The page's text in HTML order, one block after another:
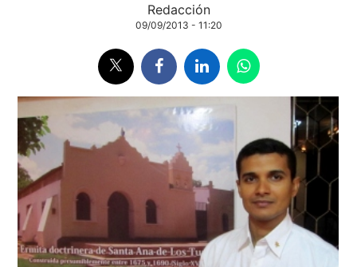
Redacción
09/09/2013 - 11:20